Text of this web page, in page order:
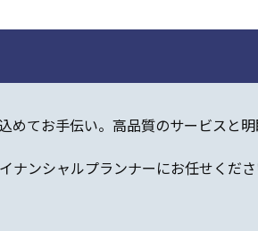
めてお手伝い。高品質のサービスと
ナンシャルプランナーにお任せくださ